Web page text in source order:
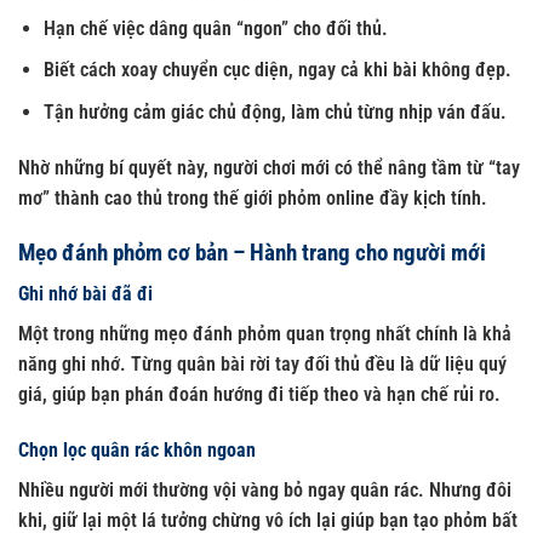
Hạn chế việc dâng quân “ngon” cho đối thủ.
Biết cách xoay chuyển cục diện, ngay cả khi bài không đẹp.
Tận hưởng cảm giác chủ động, làm chủ từng nhịp ván đấu.
Nhờ những bí quyết này, người chơi mới có thể nâng tầm từ “tay
mơ” thành cao thủ trong thế giới phỏm online đầy kịch tính.
Mẹo đánh phỏm cơ bản – Hành trang cho người mới
Ghi nhớ bài đã đi
Một trong những mẹo đánh phỏm quan trọng nhất chính là khả
năng ghi nhớ. Từng quân bài rời tay đối thủ đều là dữ liệu quý
giá, giúp bạn phán đoán hướng đi tiếp theo và hạn chế rủi ro.
Chọn lọc quân rác khôn ngoan
Nhiều người mới thường vội vàng bỏ ngay quân rác. Nhưng đôi
khi, giữ lại một lá tưởng chừng vô ích lại giúp bạn tạo phỏm bất